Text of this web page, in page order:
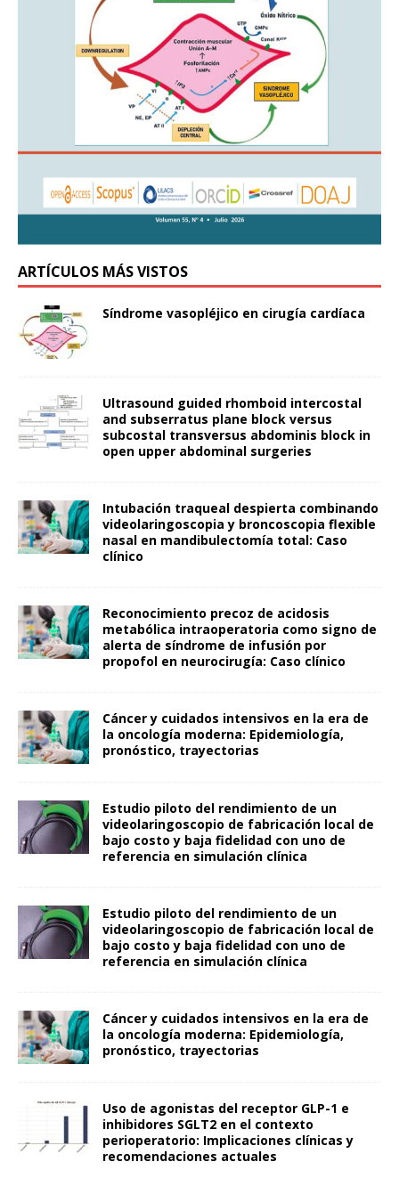
ARTÍCULOS MÁS VISTOS
Síndrome vasopléjico en cirugía cardíaca
Ultrasound guided rhomboid intercostal
and subserratus plane block versus
subcostal transversus abdominis block in
open upper abdominal surgeries
Intubación traqueal despierta combinando
videolaringoscopia y broncoscopia flexible
nasal en mandibulectomía total: Caso
clínico
Reconocimiento precoz de acidosis
metabólica intraoperatoria como signo de
alerta de síndrome de infusión por
propofol en neurocirugía: Caso clínico
Cáncer y cuidados intensivos en la era de
la oncología moderna: Epidemiología,
pronóstico, trayectorias
Estudio piloto del rendimiento de un
videolaringoscopio de fabricación local de
bajo costo y baja fidelidad con uno de
referencia en simulación clínica
Estudio piloto del rendimiento de un
videolaringoscopio de fabricación local de
bajo costo y baja fidelidad con uno de
referencia en simulación clínica
Cáncer y cuidados intensivos en la era de
la oncología moderna: Epidemiología,
pronóstico, trayectorias
Uso de agonistas del receptor GLP-1 e
inhibidores SGLT2 en el contexto
perioperatorio: Implicaciones clínicas y
recomendaciones actuales